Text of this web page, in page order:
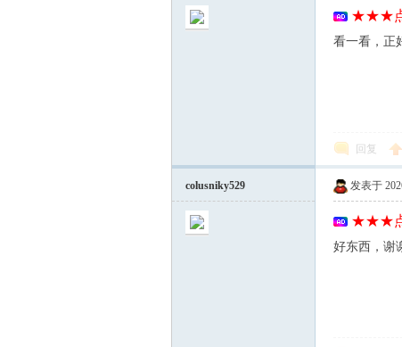
ei
★★★点
看一看，正
回复
colusniky529 发表于
★★★点
好东西，谢